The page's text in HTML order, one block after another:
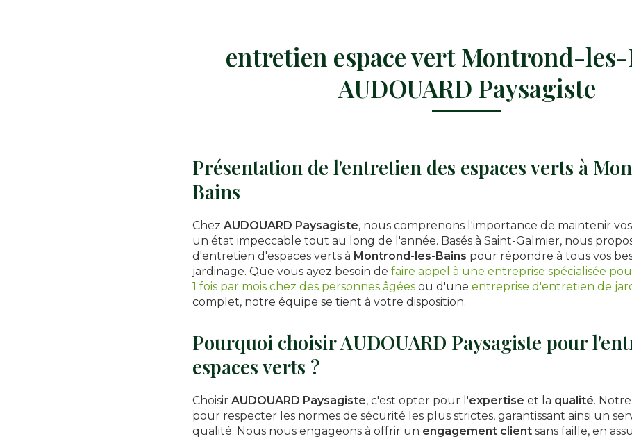
entretien espace vert Montrond-
AUDOUARD Paysagiste
Présentation de l'entretien des espaces verts à
Bains
Chez AUDOUARD Paysagiste, nous comprenons l'importance de maintenir
un état impeccable tout au long de l'année. Basés à Saint-Galmier, nous
d'entretien d'espaces verts à Montrond-les-Bains pour répondre à tous vos
jardinage. Que vous ayez besoin de faire appel à une entreprise spécialisée
1 fois par mois chez des personnes âgées ou d'une entreprise d'entretien de
complet, notre équipe se tient à votre disposition.
Pourquoi choisir AUDOUARD Paysagiste pour
espaces verts ?
Choisir AUDOUARD Paysagiste, c'est opter pour l'expertise et la qualité.
pour respecter les normes de sécurité les plus strictes, garantissant ainsi un
qualité. Nous nous engageons à offrir un engagement client sans faille, en